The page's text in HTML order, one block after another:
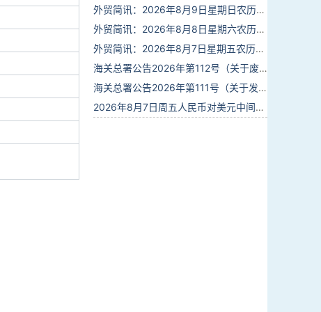
外贸简讯：2026年8月9日星期日农历六月廿七
外贸简讯：2026年8月8日星期六农历六月廿六
外贸简讯：2026年8月7日星期五农历六月廿五
海关总署公告2026年第112号（关于废止部分卫生检疫类规范性文件的公告）
海关总署公告2026年第111号（关于发布《进出境动植物检疫处理监督管理工作规定》《进出境卫生处理监督管理工作规定》的公告）
2026年8月7日周五人民币对美元中间价报6.7904调贬9个基点